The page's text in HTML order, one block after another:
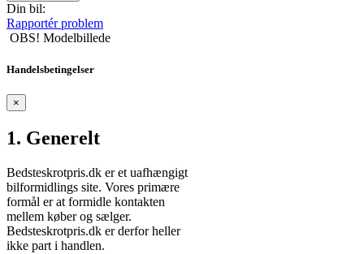
Din bil:
Rapportér problem
OBS! Modelbillede
Handelsbetingelser
×
1. Generelt
Bedsteskrotpris.dk er et uafhængigt
bilformidlings site. Vores primære
formål er at formidle kontakten
mellem køber og sælger.
Bedsteskrotpris.dk er derfor heller
ikke part i handlen.